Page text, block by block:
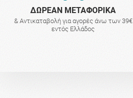
ΔΩΡΕΑΝ ΜΕΤΑΦΟΡΙΚΑ
& Αντικαταβολή για αγορές άνω των 39€
εντός Ελλάδος